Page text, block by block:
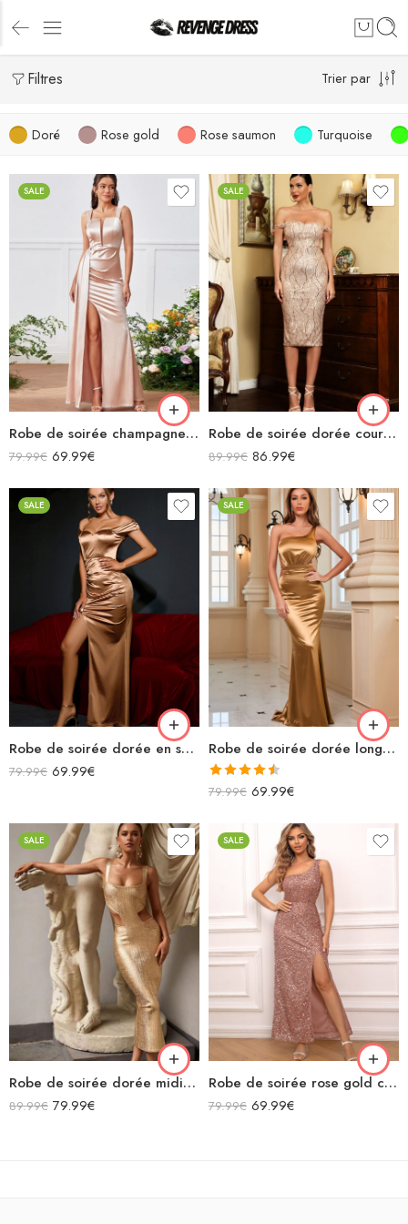
Filtres Trier par
Doré Rose gold Rose saumon Turquoise
SALE
Robe de soirée champagne en satin longue fendue à bretelles
79.99€ 69.99€
SALE
Robe de soirée dorée courte à motifs épaules dénudées décolleté
89.99€ 86.99€
SALE
Robe de soirée dorée en satin longue fendue épaules dénudées
79.99€ 69.99€
SALE
Robe de soirée dorée longue sirène asymétrique dos nu avec découpes en satin
Note4.50
79.99€ 69.99€
SALE
Robe de soirée dorée midi avec découpes sexy sans manches décolleté carré
89.99€ 79.99€
SALE
Robe de soirée rose gold courte fendue asymétrique sans manches à paillettes
79.99€ 69.99€